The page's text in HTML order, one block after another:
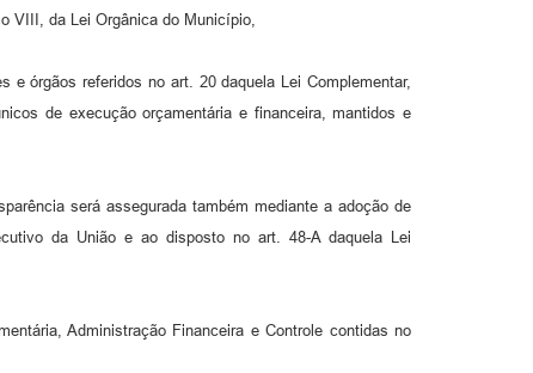
VIII, da Lei Orgânica do Município,
órgãos referidos no art. 20 daquela Lei Complementar,
de execução orçamentária e financeira, mantidos e
será assegurada também mediante a adoção de
da União e ao disposto no art. 48-A daquela Lei
Administração Financeira e Controle contidas no